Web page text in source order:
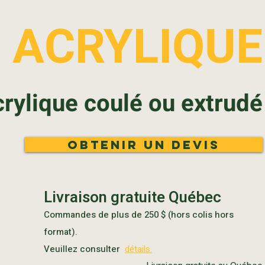
ACRYLIQUE
coulé ou extrudé
Obtenir un devis
Livraison gratuite Québec
Commandes de plus de 250 $ (hors colis hors
format).
Veuillez consulter détails.